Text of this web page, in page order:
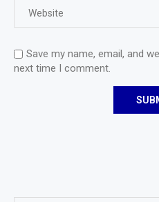
Save my name, email, and
next time I comment.